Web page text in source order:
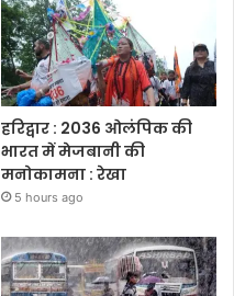
हरिद्वार : 2036 ओलंपिक की
भारत में मेजबानी की
मनोकामना : रेखा
5 hours ago